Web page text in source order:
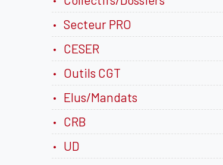
Secteur PRO
CESER
Outils CGT
Elus/Mandats
CRB
UD